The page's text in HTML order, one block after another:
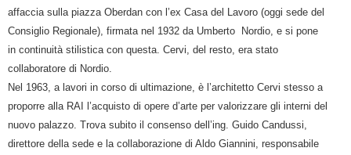
affaccia sulla piazza Oberdan con l’ex Casa del Lavoro (oggi sede del
Consiglio Regionale), firmata nel 1932 da Umberto Nordio, e si pone
in continuità stilistica con questa. Cervi, del resto, era stato
collaboratore di Nordio.
Nel 1963, a lavori in corso di ultimazione, è l’architetto Cervi stesso a
proporre alla RAI l’acquisto di opere d’arte per valorizzare gli interni del
nuovo palazzo. Trova subito il consenso dell’ing. Guido Candussi,
direttore della sede e la collaborazione di Aldo Giannini, responsabile